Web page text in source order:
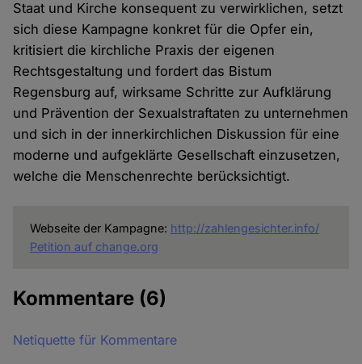
Staat und Kirche konsequent zu verwirklichen, setzt
sich diese Kampagne konkret für die Opfer ein,
kritisiert die kirchliche Praxis der eigenen
Rechtsgestaltung und fordert das Bistum
Regensburg auf, wirksame Schritte zur Aufklärung
und Prävention der Sexualstraftaten zu unternehmen
und sich in der innerkirchlichen Diskussion für eine
moderne und aufgeklärte Gesellschaft einzusetzen,
welche die Menschenrechte berücksichtigt.
Webseite der Kampagne: http://zahlengesichter.info/
Petition auf change.org
Kommentare (6)
Netiquette für Kommentare